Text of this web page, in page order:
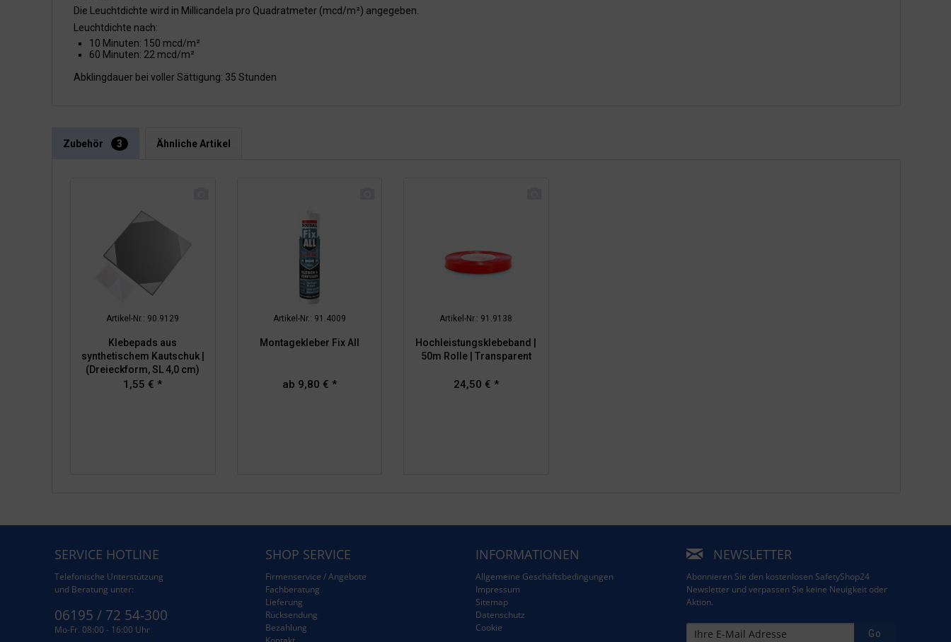
Die Leuchtdichte wird in Millicandela pro Quadratmeter (mcd/m²) angegeben.
Leuchtdichte nach:
10 Minuten: 150 mcd/m²
60 Minuten: 22 mcd/m²
Abklingdauer bei voller Sättigung: 35 Stunden
Zubehör 3 Ähnliche Artikel
Artikel-Nr.: 90.9129
Klebepads aus
synthetischem Kautschuk |
(Dreieckform, SL 4,0 cm)
1,55 € *
Artikel-Nr.: 91.4009
Montagekleber Fix All
ab 9,80 € *
Artikel-Nr.: 91.9138
Hochleistungsklebeband |
50m Rolle | Transparent
24,50 € *
SERVICE HOTLINE
Telefonische Unterstützung
und Beratung unter:
06195 / 72 54-300
Mo-Fr. 08:00 - 16:00 Uhr
SHOP SERVICE
Firmenservice / Angebote
Fachberatung
Lieferung
Rücksendung
Bezahlung
INFORMATIONEN
Allgemeine Geschäftsbedingungen
Impressum
Sitemap
Datenschutz
Cookie
NEWSLETTER
Abonnieren Sie den kostenlosen SafetyShop24
Newsletter und verpassen Sie keine Neuigkeit oder
Aktion.
Go